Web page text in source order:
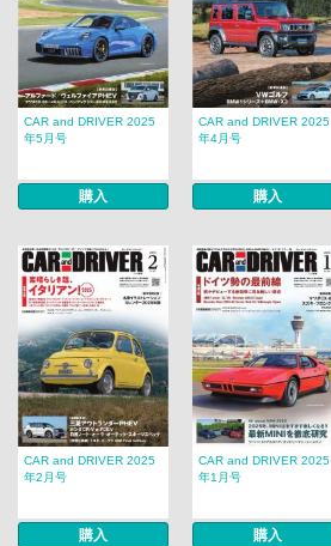
CAR and DRIVER 2025
年5月号
購入
CAR and DRIVER 2025
年4月号
購入
CAR and DRIVER 2025
年2月号
購入
CAR and DRIVER 2025
年1月号
購入